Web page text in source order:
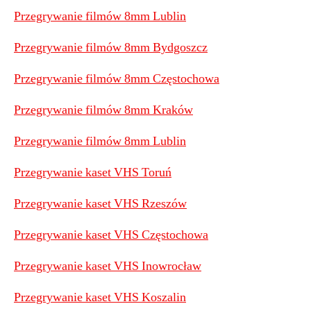
Przegrywanie filmów 8mm Lublin
Przegrywanie filmów 8mm Bydgoszcz
Przegrywanie filmów 8mm Częstochowa
Przegrywanie filmów 8mm Kraków
Przegrywanie filmów 8mm Lublin
Przegrywanie kaset VHS Toruń
Przegrywanie kaset VHS Rzeszów
Przegrywanie kaset VHS Częstochowa
Przegrywanie kaset VHS Inowrocław
Przegrywanie kaset VHS Koszalin